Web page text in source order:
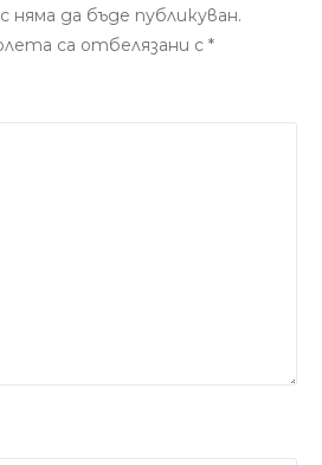
да бъде публикуван.
са отбелязани с*